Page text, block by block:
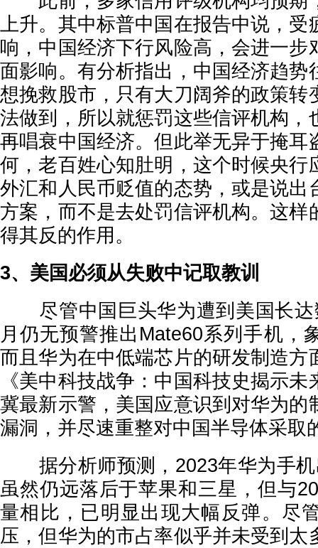
上升。其中标普中国在报告中说，受
响，中国经济下行风险高，会进一步
面影响。有分析指出，中国经济趋势
想挽救股市，只有大刀阔斧的政策转
法做到，所以就惩罚这些信评机构，
再唱衰中国经济。但此举无异于掩耳
何，老百姓心知肚明，这个时候央行
外汇和人民币贬值的态势，或是说出
方案，而不是去处罚信评机构。这样
得其反的作用。
3、美国必须从失败中记取教训
尽管中国巨头华为遭到美国长达
月仍无预警推出Mate60系列手机，
而且华为在中低端芯片的研发制造方
《美中科技战争：中国科技史揭示
冀最新示警，美国应意识到对华为的
漏洞，并尽速重整对中国半导体采取
据分析师预测，2023年华为手机
虽然仍远落后于苹果和三星，但与
量相比，已明显出现大幅反弹。尽
压，但华为的市占率似乎并未受到太